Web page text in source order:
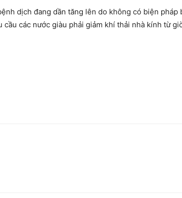
dịch đang dần tăng lên do không có biện
các nước giàu phải giảm khí thải nhà kính từ